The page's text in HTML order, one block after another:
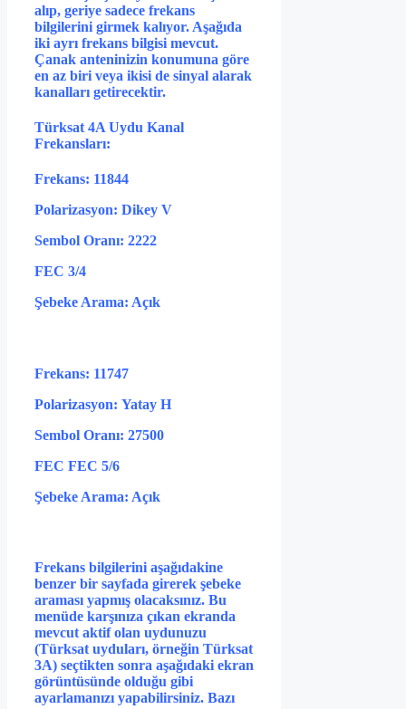
alıp, geriye sadece frekans
bilgilerini girmek kalıyor. Aşağıda
iki ayrı frekans bilgisi mevcut.
Çanak anteninizin konumuna göre
en az biri veya ikisi de sinyal alarak
kanalları getirecektir.
Türksat 4A Uydu Kanal
Frekansları:
Frekans: 11844
Polarizasyon: Dikey V
Sembol Oranı: 2222
FEC 3/4
Şebeke Arama: Açık
Frekans: 11747
Polarizasyon: Yatay H
Sembol Oranı: 27500
FEC FEC 5/6
Şebeke Arama: Açık
Frekans bilgilerini aşağıdakine
benzer bir sayfada girerek şebeke
araması yapmış olacaksınız. Bu
menüde karşınıza çıkan ekranda
mevcut aktif olan uydunuzu
(Türksat uyduları, örneğin Türksat
3A) seçtikten sonra aşağıdaki ekran
görüntüsünde olduğu gibi
ayarlamanızı yapabilirsiniz. Bazı